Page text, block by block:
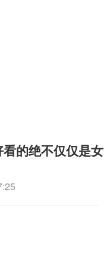
看的绝不仅仅是女